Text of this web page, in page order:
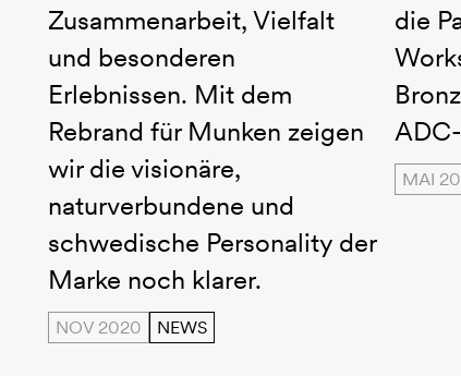
Zusammenarbeit, Vielfalt
und besonderen
Erlebnissen. Mit dem
Rebrand für Munken zeigen
wir die visionäre,
naturverbundene und
schwedische Personality der
Marke noch klarer.
NOV 2020 NEWS
die
MAI